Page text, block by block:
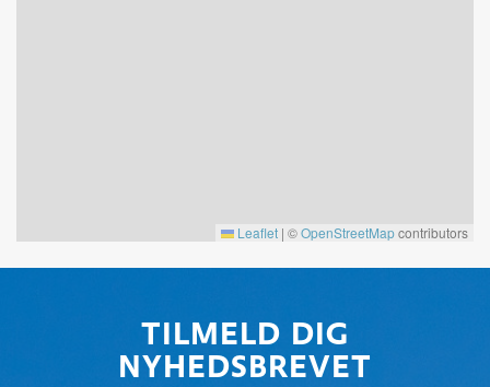
Leaflet | ©OpenStreetMapcontributors
TILMELD DIG
NYHEDSBREVET